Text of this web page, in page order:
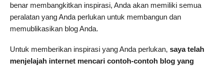
benar membangkitkan inspirasi, Anda akan memiliki semua
peralatan yang Anda perlukan untuk membangun dan
memublikasikan blog Anda.
Untuk memberikan inspirasi yang Anda perlukan, saya telah
menjelajah internet mencari contoh-contoh blog yang